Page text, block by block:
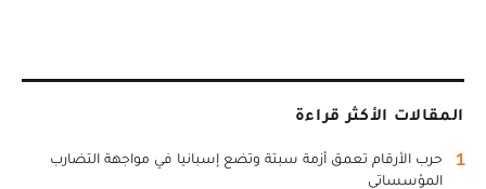
المقالات الأكثر قراءة
1
حرب الأرقام تعمق أزمة سبتة وتضع إسبانيا في مواجهة التضارب
المؤسساتي